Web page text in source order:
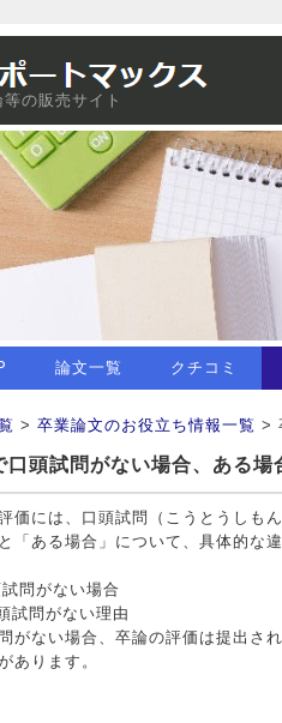
等の販売サイト
論文一覧 クチコミ
> 卒業論文のお役立ち情報一覧 >
口頭試問がない場合、ある場
価には、口頭試問（こうとうしも
「ある場合」について、具体的な
問がない場合
試問がない理由
がない場合、卒論の評価は提出さ
あります。